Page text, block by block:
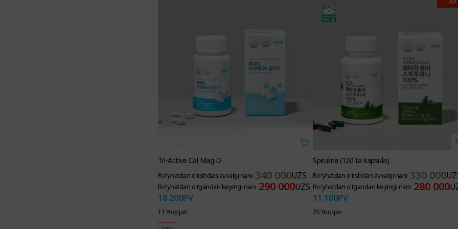
Tri-Active Cal Mag D
Ro'yhatdan o'tishdan avvalgi narx 340 000UZS
Ro'yhatdan o'tgandan keyingi narx 290 000UZS
18 200PV
11 Yoqqan
Spirulina (120 ta kapsula)
Ro'yhatdan o'tishdan avvalgi narx 330 000
Ro'yhatdan o'tgandan keyingi narx 280 000
11 100PV
25 Yoqqan